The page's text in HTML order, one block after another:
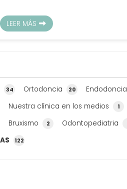
122
34 Ortodoncia 20 Endodoncia
Nuestra clínica en los medios 1
Bruxismo 2 Odontopediatria
o hay que emplear otras
dentales son la solución
LEER MÁS